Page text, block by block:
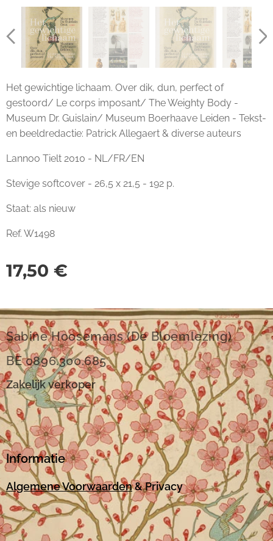
Het gewichtige lichaam. Over dik, dun, perfect of
gestoord/ Le corps imposant/ The Weighty Body -
Museum Dr. Guislain/ Museum Boerhaave Leiden - Tekst-
en beeldredactie: Patrick Allegaert & diverse auteurs
Lannoo Tielt 2010 - NL/FR/EN
Stevige softcover - 26,5 x 21,5 - 192 p.
Staat: als nieuw
Ref. W1498
17,50 €
Sabine Hoosemans (De Bloemlezing)
BE 0896.300.685
Zakelijk verkoper
Informatie
Algemene Voorwaarden& Privacy